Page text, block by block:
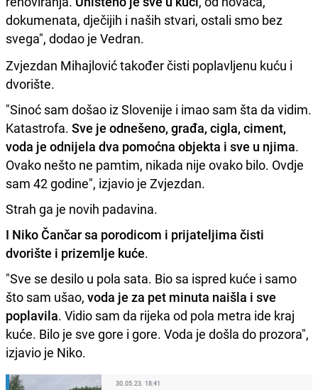
dokumenata, dječijih i naših stvari, ostali smo bez
svega", dodao je Vedran.
Zvjezdan Mihajlović također čisti poplavljenu kuću i
dvorište.
"Sinoć sam došao iz Slovenije i imao sam šta da vidim.
Katastrofa. Sve je odnešeno, građa, cigla, ciment,
voda je odnijela dva pomoćna objekta i sve u njima.
Ovako nešto ne pamtim, nikada nije ovako bilo. Ovdje
sam 42 godine", izjavio je Zvjezdan.
Strah ga je novih padavina.
I Niko Čančar sa porodicom i prijateljima čisti
dvorište i prizemlje kuće.
"Sve se desilo u pola sata. Bio sa ispred kuće i samo
što sam ušao, voda je za pet minuta naišla i sve
poplavila. Vidio sam da rijeka od pola metra ide kraj
kuće. Bilo je sve gore i gore. Voda je došla do prozora",
izjavio je Niko.
30.05.23. 18:41